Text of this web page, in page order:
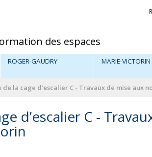
des espaces
ROGER-GAUDRY MARIE-VICTORIN
de la cage d’escalier C - Travaux de mise aux
d’escalier C -